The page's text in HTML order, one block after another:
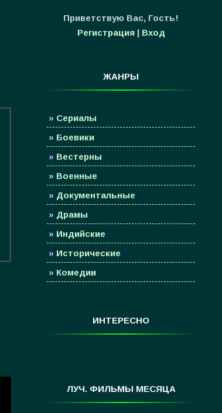
Приветствую Вас, Гость!
Регистрация| Вход
ЖАНРЫ
» Сериалы
» Боевики
» Вестерны
» Военные
» Документальные
» Драмы
» Индийские
» Исторические
» Комедии
Фантастика
ИНТЕРЕСНО
ЛУЧ. ФИЛЬМЫ МЕСЯЦА